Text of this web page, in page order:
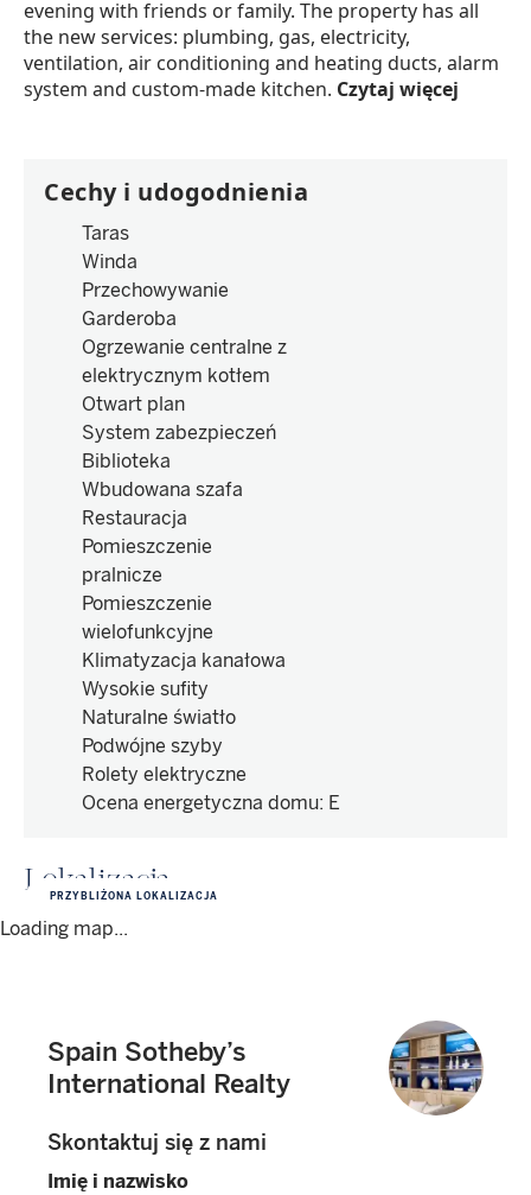
evening with friends or family. The property has all
the new services: plumbing, gas, electricity,
ventilation, air conditioning and heating ducts, alarm
system and custom-made kitchen. Czytaj więcej
Cechy i udogodnienia
Taras
Winda
Przechowywanie
Garderoba
Ogrzewanie centralne z
elektrycznym kotłem
Otwart plan
System zabezpieczeń
Biblioteka
Wbudowana szafa
Restauracja
Pomieszczenie
pralnicze
Pomieszczenie
wielofunkcyjne
Klimatyzacja kanałowa
Wysokie sufity
Naturalne światło
Podwójne szyby
Rolety elektryczne
Ocena energetyczna domu: E
Lokalizacja
Loading map...
PRZYBLIŻONA LOKALIZACJA
Spain Sotheby’s
International Realty
Skontaktuj się z nami
Imię i nazwisko